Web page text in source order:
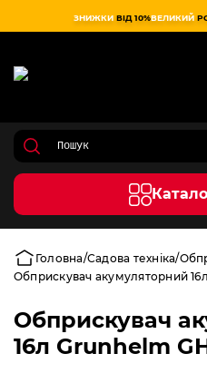
ЗНИЖКИ ВІД 10%ВЕЛИКИЙ
Головна Садова техніка
Обприскувач акумуляторний
Обприскувач
16л Grunhelm